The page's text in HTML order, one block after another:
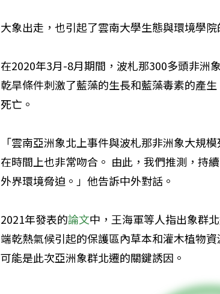
大象出走，也引起了雲南大學生態與環境學
在2020年3月-8月期間，波札那300多頭非洲
乾旱條件刺激了藍藻的生長和藍藻毒素的產
死亡。
「雲南亞洲象北上事件與波札那非洲象大規
在時間上也非常吻合。 由此，我們推測，持
外界環境脅迫。」他告訴中外對話。
2021年發表的論文中，王海軍等人指出象群
端乾熱氣候引起的保護區內草本和灌木植物
可能是此次亞洲象群北遷的關鍵誘因。